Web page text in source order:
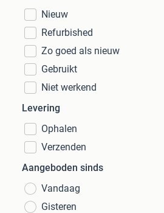
Nieuw
Refurbished
Zo goed als nieuw
Gebruikt
Niet werkend
Levering
Ophalen
Verzenden
Aangeboden sinds
Vandaag
Gisteren